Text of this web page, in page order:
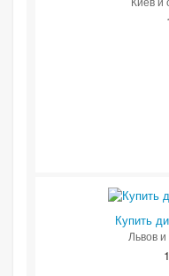
Купить
Львов и